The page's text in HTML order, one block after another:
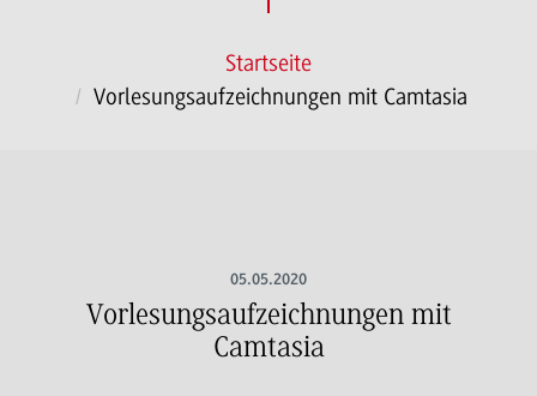
Startseite
Vorlesungsaufzeichnungen mit Camtasia
05.05.2020
Vorlesungsaufzeichnungen mit
Camtasia